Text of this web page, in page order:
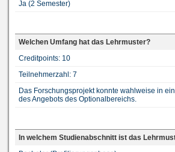
Ja (2 Semester)
Welchen Umfang hat das Lehrmuster?
Creditpoints: 10
Teilnehmerzahl: 7
Das Forschungsprojekt konnte wahlweise in
des Angebots des Optionalbereichs.
In welchem Studienabschnitt ist das